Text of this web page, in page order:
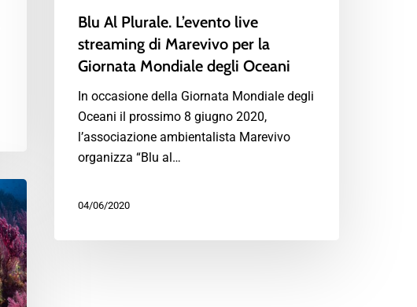
Blu Al Plurale. L’evento live
streaming di Marevivo per la
Giornata Mondiale degli Oceani
In occasione della Giornata Mondiale degli
Oceani il prossimo 8 giugno 2020,
l’associazione ambientalista Marevivo
organizza “Blu al…
04/06/2020